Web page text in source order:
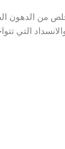
من الدهون
التي